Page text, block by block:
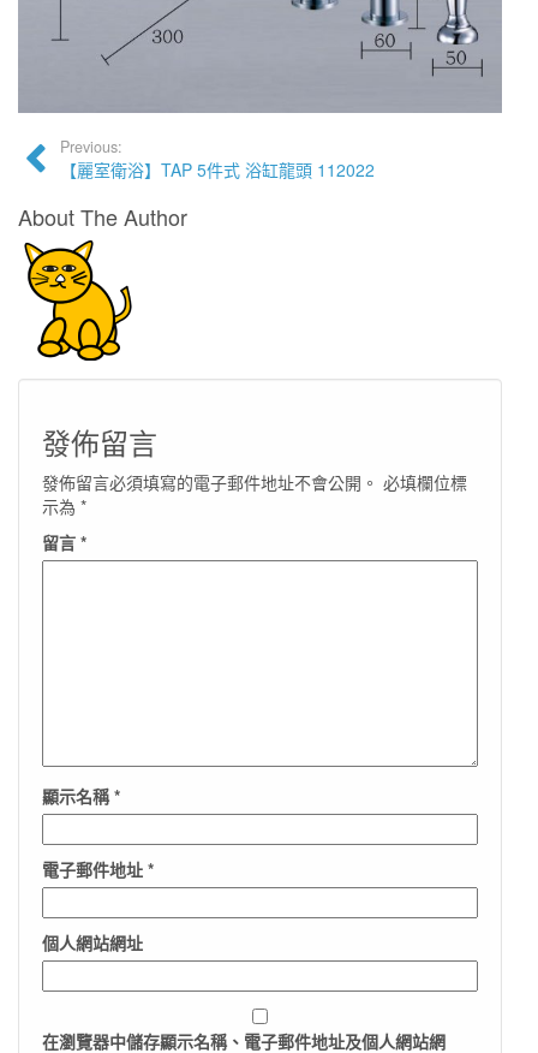
Previous:
【麗室衛浴】TAP 5件式 浴缸龍頭 112022
About The Author
發佈留言
發佈留言必須填寫的電子郵件地址不會公開。 必填欄位標
示為 *
留言 *
顯示名稱*
電子郵件地址 *
個人網站網址
在瀏覽器中儲存顯示名稱、電子郵件地址及個人網站網